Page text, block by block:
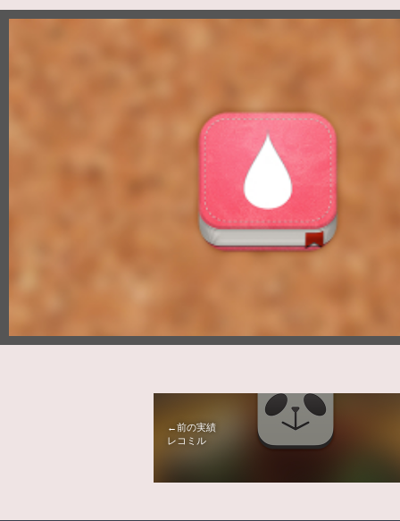
←前の実績
レコミル